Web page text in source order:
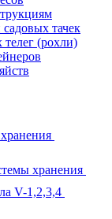
тачек
телег (рохли)
хранения
V-1,2,3,4